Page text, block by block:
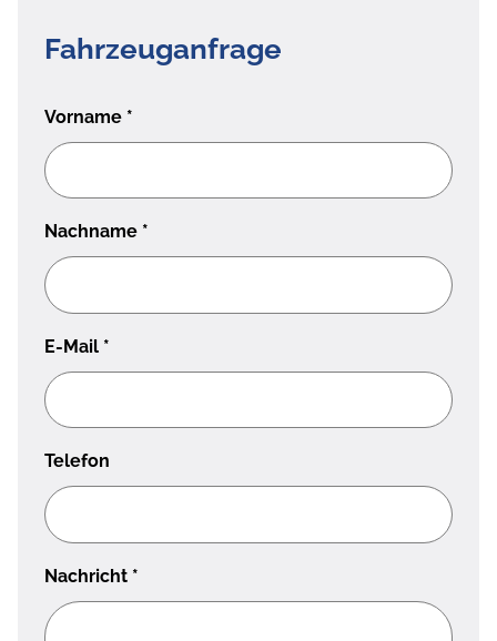
Fahrzeuganfrage
Vorname *
Nachname *
E-Mail *
Telefon
Nachricht *